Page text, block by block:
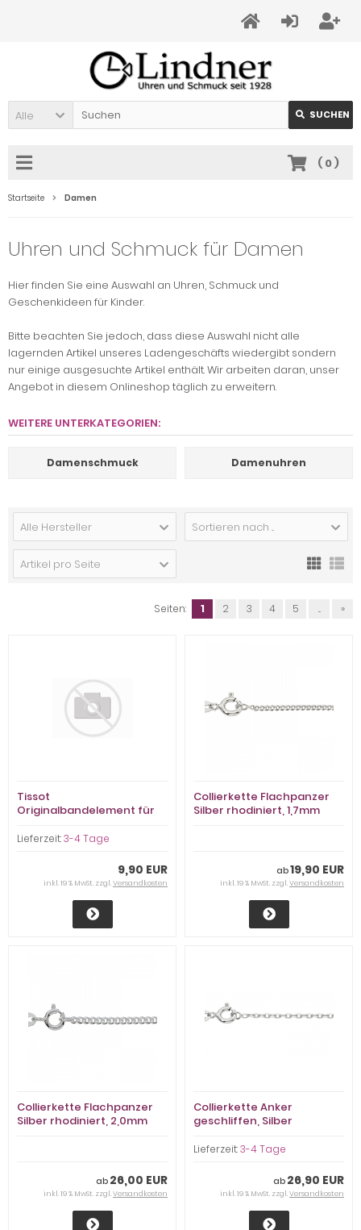
Alle SUCHEN
( 0)
Startseite Damen
Uhren und Schmuck für Damen
Hier finden Sie eine Auswahl an Uhren, Schmuck und
Geschenkideen für Kinder.
Bitte beachten Sie jedoch, dass diese Auswahl nicht alle
lagernden Artikel unseres Ladengeschäfts wiedergibt sondern
nur einige ausgesuchte Artikel enthält. Wir arbeiten daran, unser
Angebot in diesem Onlineshop täglich zu erweitern.
WEITERE UNTERKATEGORIEN:
Damenschmuck Damenuhren
Alle Hersteller Sortieren nach ...
Artikel pro Seite
Seiten: 1 2 3 4 5 ... »
Tissot
Originalbandelement für
Lieferzeit:3-4 Tage
9,90 EUR
inkl. 19 % MwSt. zzgl.Versandkosten
Collierkette Flachpanzer
Silber rhodiniert, 1,7mm
ab19,90 EUR
inkl. 19 % MwSt. zzgl.Versandkosten
Collierkette Flachpanzer
Silber rhodiniert, 2,0mm
ab 26,00 EUR
inkl. 19 % MwSt. zzgl.Versandkosten
Collierkette Anker
geschliffen, Silber
Lieferzeit:3-4 Tage
ab 26,90 EUR
inkl. 19 % MwSt. zzgl.Versandkosten